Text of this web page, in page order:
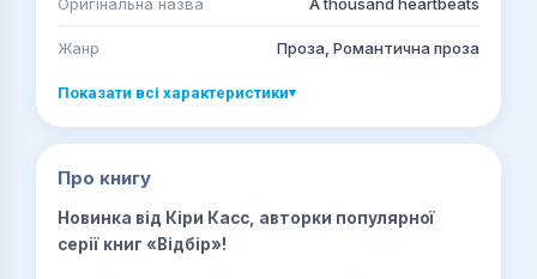
Жанр Проза, Романтична проза
Показати всі характеристики▾
Про книгу
Новинка від Кіри Касс, авторки популярної
серії книг «Відбір»!